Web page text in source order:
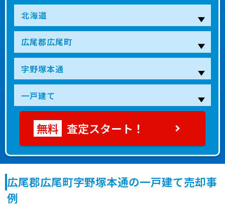
査定スタート！
広尾郡広尾町字野塚本通の一戸建て売却事
例